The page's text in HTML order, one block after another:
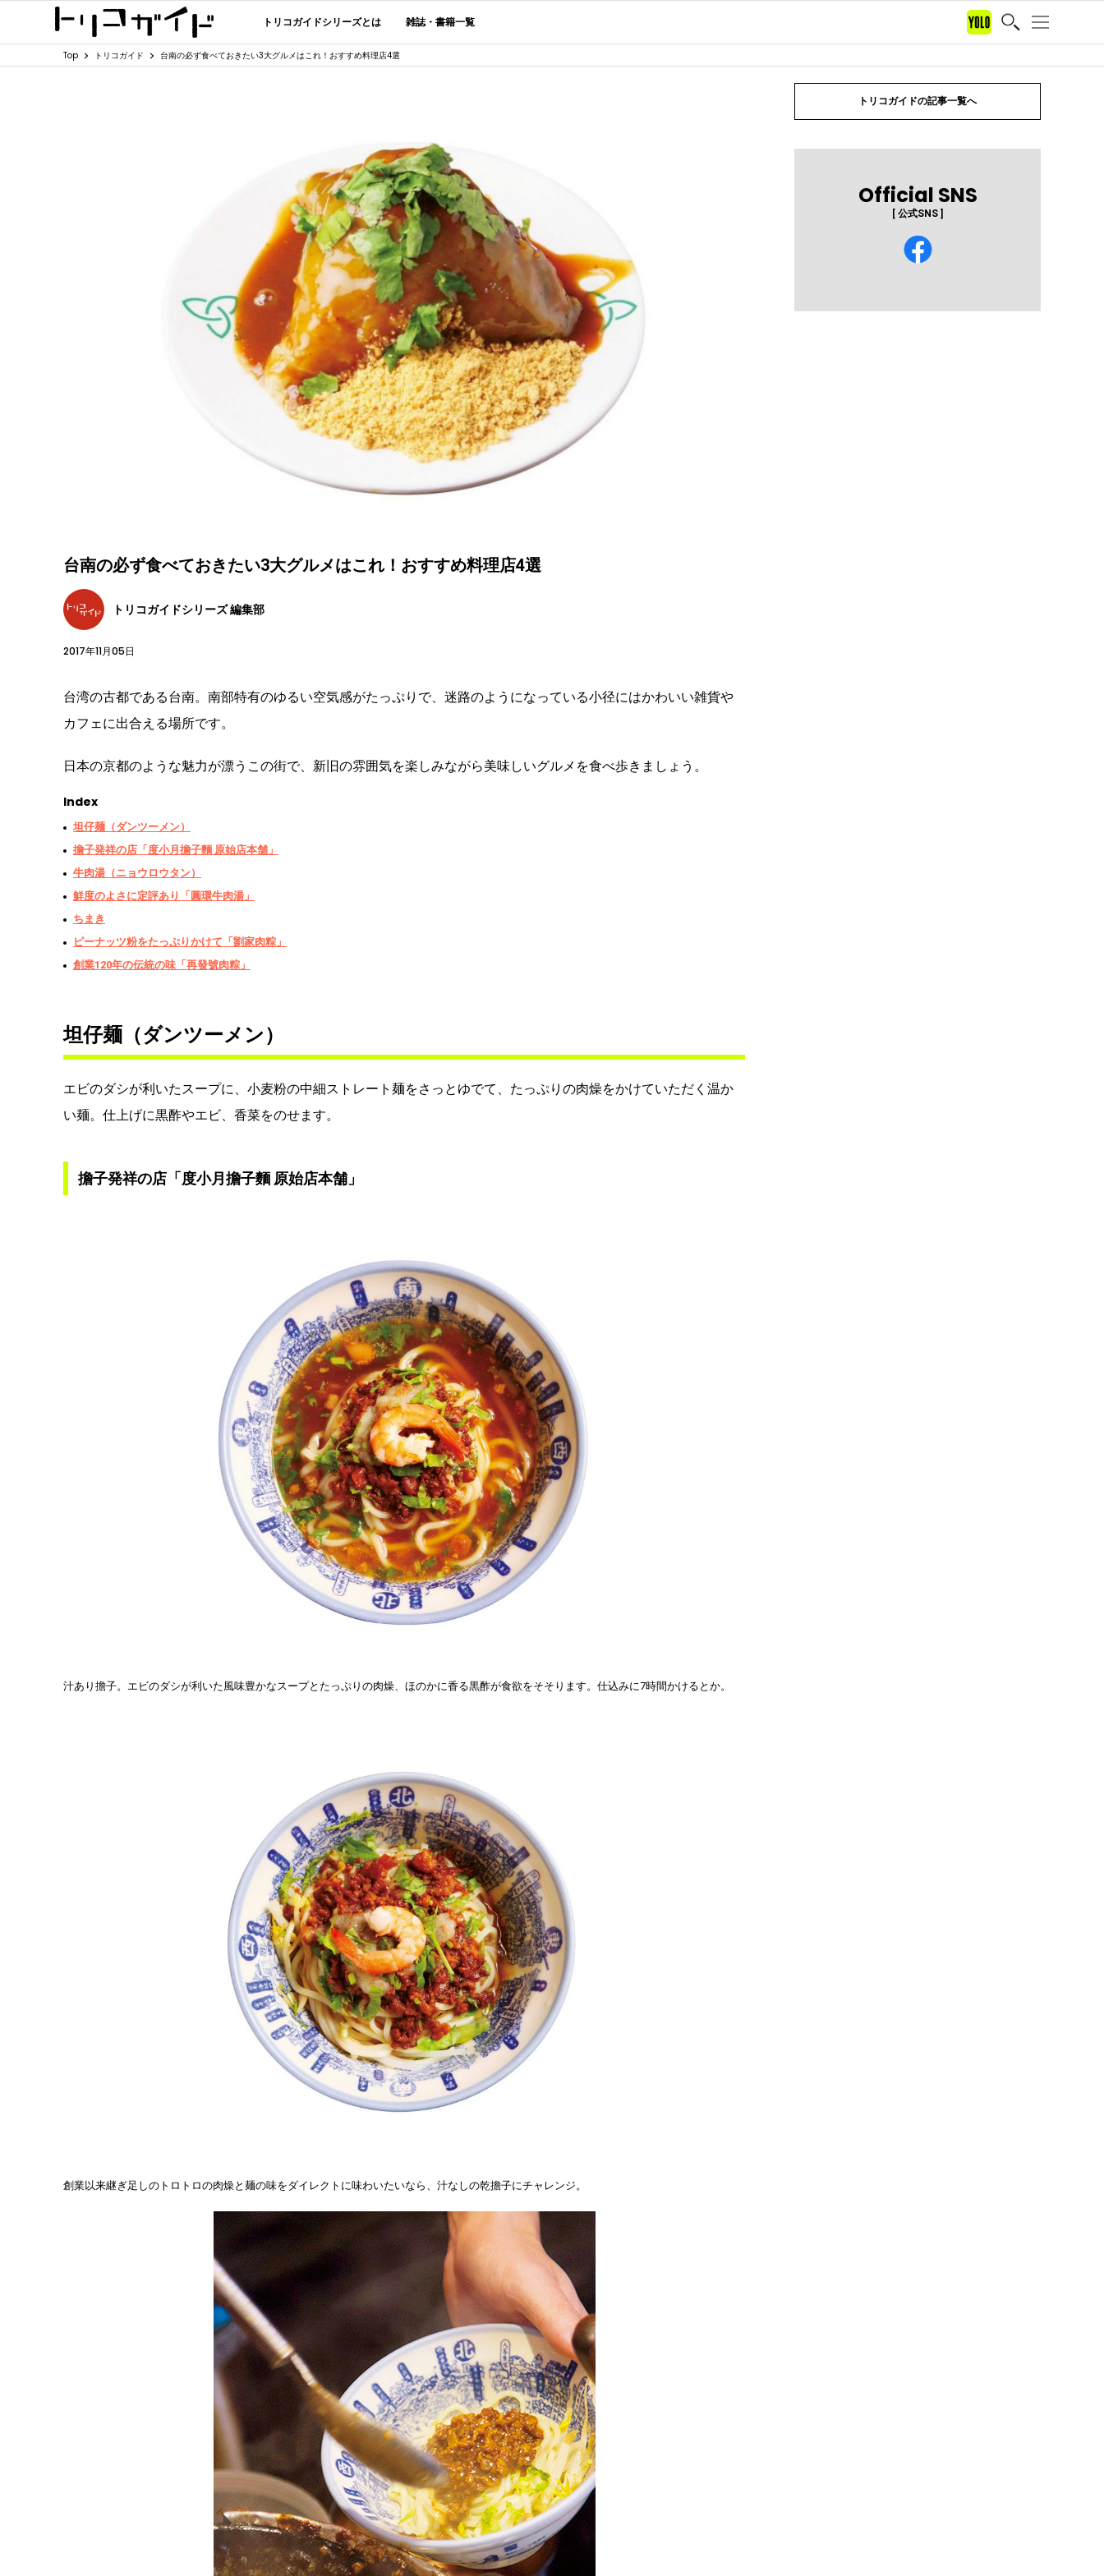
トリコガイドシリーズとは 雑誌・書籍一覧
Top トリコガイド 台南の必ず食べておきたい3大グルメはこれ！おすすめ料理店4選
台南の必ず食べておきたい3大グルメはこれ！おすすめ料理店4選
トリコガイドシリーズ 編集部
2017年11月05日
台湾の古都である台南。南部特有のゆるい空気感がたっぷりで、迷路のようになっている小径にはかわいい雑貨や
カフェに出合える場所です。
日本の京都のような魅力が漂うこの街で、新旧の雰囲気を楽しみながら美味しいグルメを食べ歩きましょう。
Index
坦仔麺（ダンツーメン）
擔子発祥の店「度小月擔子麵 原始店本舗」
牛肉湯（ニョウロウタン）
鮮度のよさに定評あり「圓環牛肉湯」
ちまき
ピーナッツ粉をたっぷりかけて「劉家肉粽」
創業120年の伝統の味「再發號肉粽」
坦仔麺（ダンツーメン）
エビのダシが利いたスープに、小麦粉の中細ストレート麺をさっとゆでて、たっぷりの肉燥をかけていただく温か
い麺。仕上げに黒酢やエビ、香菜をのせます。
擔子発祥の店「度小月擔子麵 原始店本舗」
汁あり擔子。エビのダシが利いた風味豊かなスープとたっぷりの肉燥、ほのかに香る黒酢が食欲をそそります。仕込みに7時間かけるとか。
創業以来継ぎ足しのトロトロの肉燥と麺の味をダイレクトに味わいたいなら、汁なしの乾擔子にチャレンジ。
トリコガイドの記事一覧へ
Official SNS
[ 公式SNS ]